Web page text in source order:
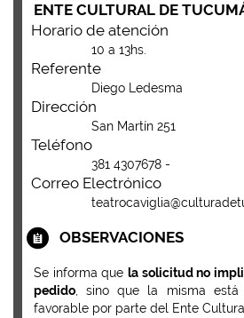
ENTE CULTURAL DE
Horario de atención
10 a 13hs.
Referente
Diego Ledesma
Dirección
San Martín 251
Teléfono
381 4307678 -
Correo Electrónico
OBSERVACIONES
Se informa que la solicitud no
pedido , sino que la misma está
favorable por parte del Ente